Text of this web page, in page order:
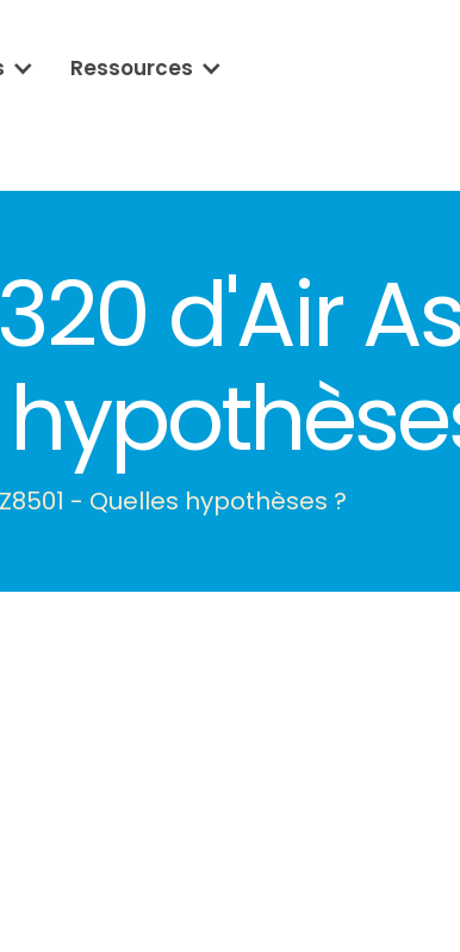
Ressources
d'Air
- Quelles hypothèses ?